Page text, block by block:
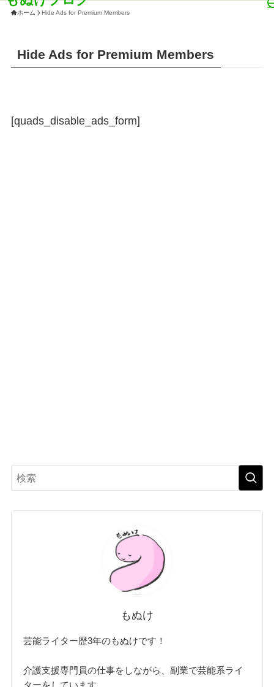
ホーム Hide Ads for Premium Members
Hide Ads for Premium Members
[quads_disable_ads_form]
もぬけ
芸能ライター歴3年のもぬけです！
介護支援専門員の仕事をしながら、副業で芸能系ライ
ターをしています。